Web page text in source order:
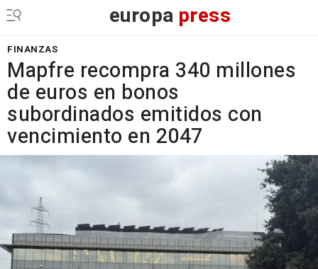
europa press
FINANZAS
Mapfre recompra 340 millones
de euros en bonos
subordinados emitidos con
vencimiento en 2047